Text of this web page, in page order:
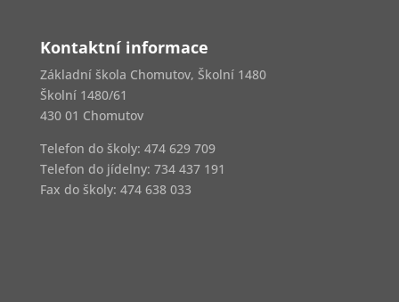
Kontaktní informace
Základní škola Chomutov, Školní 1480
Školní 1480/61
430 01 Chomutov
Telefon do školy: 474 629 709
Telefon do jídelny: 734 437 191
Fax do školy: 474 638 033